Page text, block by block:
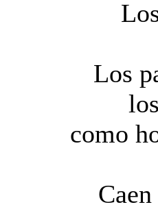
Los
como